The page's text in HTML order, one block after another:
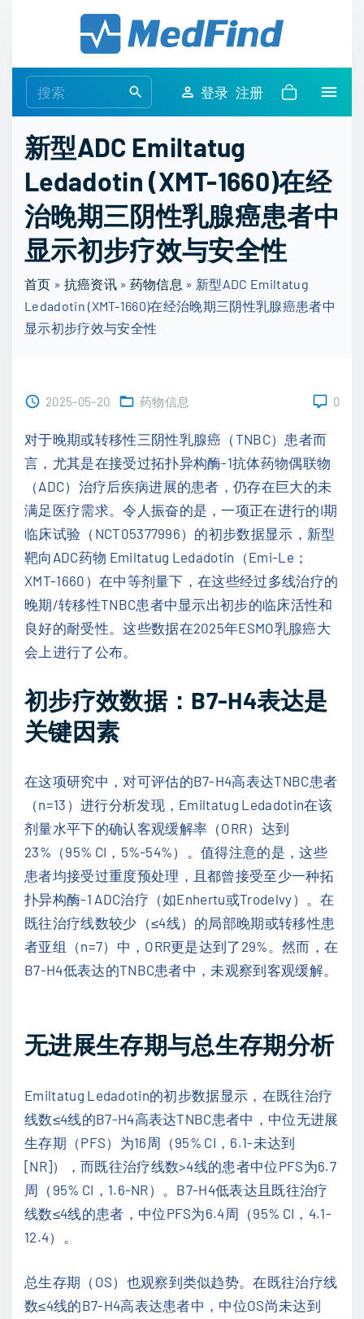
e
r
c
h
f
o
r
:
登录 注册
新型ADC Emiltatug
Ledadotin (XMT-1660)在经
治晚期三阴性乳腺癌患者中
显示初步疗效与安全性
首页 » 抗癌资讯» 药物信息 » 新型ADC Emiltatug
Ledadotin (XMT-1660)在经治晚期三阴性乳腺癌患者中
显示初步疗效与安全性
2025-05-20 药物信息 0
对于晚期或转移性三阴性乳腺癌（TNBC）患者而
言，尤其是在接受过拓扑异构酶-1抗体药物偶联物
（ADC）治疗后疾病进展的患者，仍存在巨大的未
满足医疗需求。令人振奋的是，一项正在进行的I期
临床试验（NCT05377996）的初步数据显示，新型
靶向ADC药物 Emiltatug Ledadotin（Emi-Le；
XMT-1660）在中等剂量下，在这些经过多线治疗的
晚期/转移性TNBC患者中显示出初步的临床活性和
良好的耐受性。这些数据在2025年ESMO乳腺癌大
会上进行了公布。
初步疗效数据：B7-H4表达是
关键因素
在这项研究中，对可评估的B7-H4高表达TNBC患者
（n=13）进行分析发现，Emiltatug Ledadotin在该
剂量水平下的确认客观缓解率（ORR）达到
23%（95% CI，5%-54%）。值得注意的是，这些
患者均接受过重度预处理，且都曾接受至少一种拓
扑异构酶-1 ADC治疗（如Enhertu或Trodelvy）。在
既往治疗线数较少（≤4线）的局部晚期或转移性患
者亚组（n=7）中，ORR更是达到了29%。然而，在
B7-H4低表达的TNBC患者中，未观察到客观缓解。
无进展生存期与总生存期分析
Emiltatug Ledadotin的初步数据显示，在既往治疗
线数≤4线的B7-H4高表达TNBC患者中，中位无进展
生存期（PFS）为16周（95% CI，6.1-未达到
[NR]），而既往治疗线数>4线的患者中位PFS为6.7
周（95% CI，1.6-NR）。B7-H4低表达且既往治疗
线数≤4线的患者，中位PFS为6.4周（95% CI，4.1-
12.4）。
总生存期（OS）也观察到类似趋势。在既往治疗线
数≤4线的B7-H4高表达患者中，中位OS尚未达到